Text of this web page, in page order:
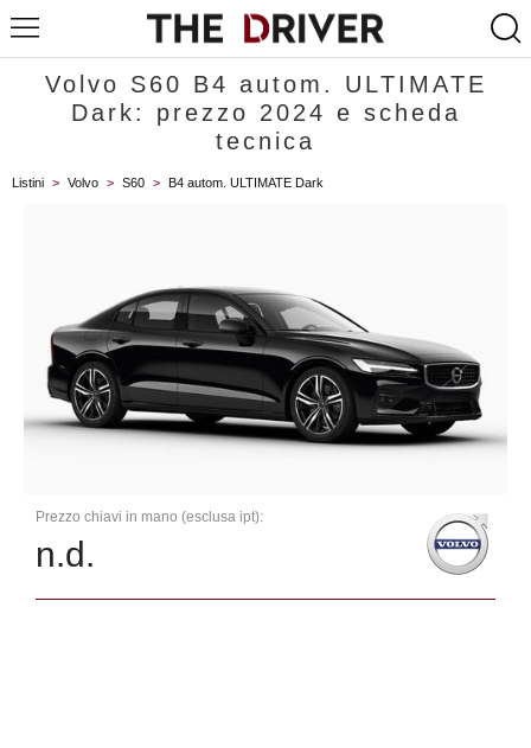
Volvo S60 B4 autom. ULTIMATE
Dark: prezzo 2024 e scheda
tecnica
Listini > Volvo > S60 > B4 autom. ULTIMATE Dark
Prezzo chiavi in mano (esclusa ipt):
n.d.